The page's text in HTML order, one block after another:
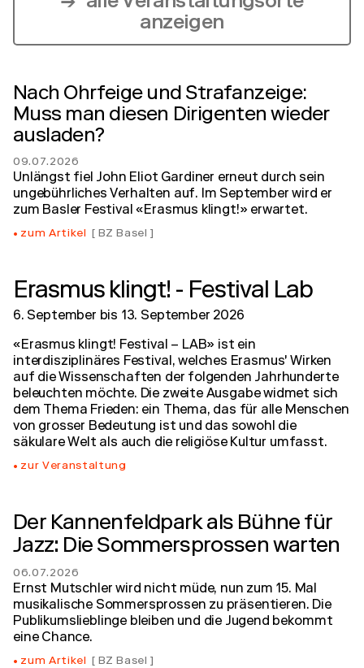
anzeigen
Nach Ohrfeige und Strafanzeige:
Muss man diesen Dirigenten wieder
ausladen?
09.07.2026
Unlängst fiel John Eliot Gardiner erneut durch sein
ungebührliches Verhalten auf. Im September wird er
zum Basler Festival «Erasmus klingt!» erwartet.
zum Artikel BZ Basel
Erasmus klingt! - Festival Lab
6. September bis 13. September 2026
«Erasmus klingt! Festival – LAB» ist ein
interdisziplinäres Festival, welches Erasmus' Wirken
auf die Wissenschaften der folgenden Jahrhunderte
beleuchten möchte. Die zweite Ausgabe widmet sich
dem Thema Frieden: ein Thema, das für alle Menschen
von grosser Bedeutung ist und das sowohl die
säkulare Welt als auch die religiöse Kultur umfasst.
zur Veranstaltung
Der Kannenfeldpark als Bühne für
Jazz: Die Sommersprossen warten
06.07.2026
Ernst Mutschler wird nicht müde, nun zum 15. Mal
musikalische Sommersprossen zu präsentieren. Die
Publikumslieblinge bleiben und die Jugend bekommt
eine Chance.
zum Artikel BZ Basel